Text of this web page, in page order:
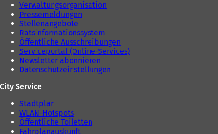
Verwaltungsorganisation
Pressemeldungen
Stellenangebote
Ratsinformationssystem
Öffentliche Ausschreibungen
Serviceportal (Online-Services)
Newsletter abonnieren
Datenschutzeinstellungen
City Service
Stadtplan
WLAN-Hotspots
Öffentliche Toiletten
Fahrplanauskunft